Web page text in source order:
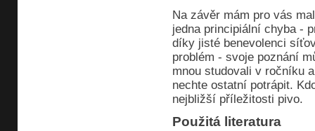
Na závěr mám pro vás
jedna principiální chyba -
díky jisté benevolenci
problém - svoje poznání
mnou studovali v ročníku
nechte ostatní potrápit.
nejbližší příležitosti pivo.
Použitá literatura